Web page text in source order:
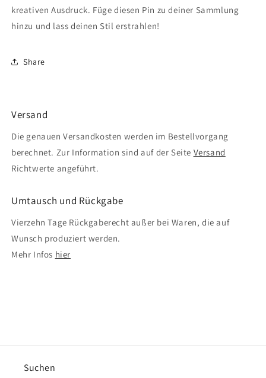
kreativen Ausdruck. Füge diesen Pin zu deiner Sammlung
hinzu und lass deinen Stil erstrahlen!
Share
Versand
Die genauen Versandkosten werden im Bestellvorgang
berechnet. Zur Information sind auf der Seite Versand
Richtwerte angeführt.
Umtausch und Rückgabe
Vierzehn Tage Rückgaberecht außer bei Waren, die auf
Wunsch produziert werden.
Mehr Infos hier
Suchen